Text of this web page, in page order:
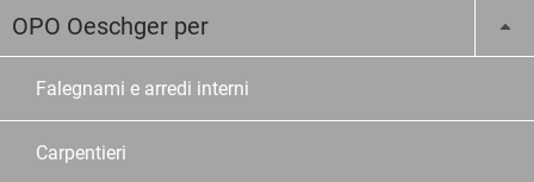
OPO Oeschger per
Falegnami e arredi interni
Carpentieri